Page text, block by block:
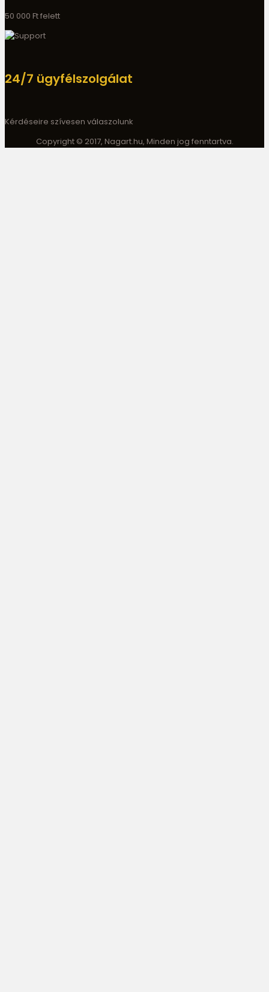
50 000 Ft felett
24/7 ügyfélszolgálat
Kérdéseire szívesen válaszolunk
Copyright © 2017, Nagart.hu, Minden jog fenntartva.